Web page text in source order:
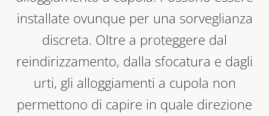
installate ovunque per una sorveglianza
discreta. Oltre a proteggere dal
reindirizzamento, dalla sfocatura e dagli
urti, gli alloggiamenti a cupola non
permettono di capire in quale direzione